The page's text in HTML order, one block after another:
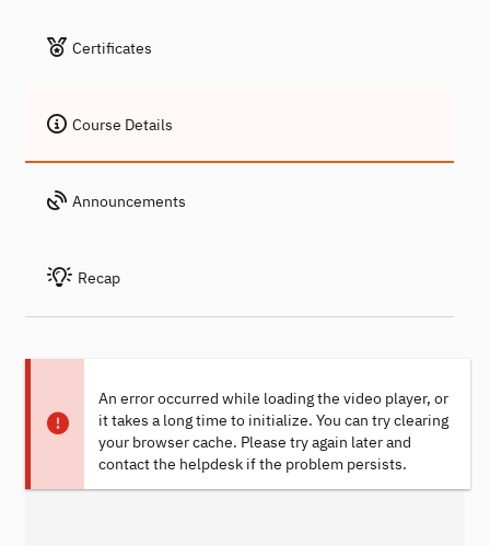
Certificates
Course Details
Announcements
Recap
An error occurred while loading the video player, or
it takes a long time to initialize. You can try clearing
your browser cache. Please try again later and
contact the helpdesk if the problem persists.